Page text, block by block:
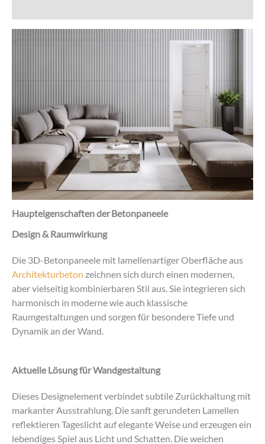
Haupteigenschaften der Betonpaneele
Design & Raumwirkung
Die 3D-Betonpaneele mit lamellenartiger Oberfläche aus
Architekturbeton zeichnen sich durch einen modernen,
aber vielseitig kombinierbaren Stil aus. Sie integrieren sich
harmonisch in moderne wie auch klassische
Raumgestaltungen und sorgen für besondere Tiefe und
Dynamik an der Wand.
Aktuelle Lösung für Wandgestaltung
Dieses Designelement verbindet subtile Zurückhaltung mit
markanter Ausstrahlung. Die sanft gerundeten Lamellen
reflektieren Tageslicht auf elegante Weise und erzeugen ein
lebendiges Spiel aus Licht und Schatten. Die weichen